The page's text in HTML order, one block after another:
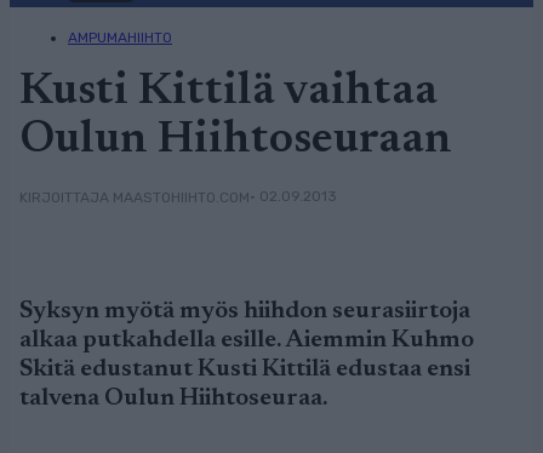
AMPUMAHIIHTO
Kusti Kittilä vaihtaa
Oulun Hiihtoseuraan
KIRJOITTAJA MAASTOHIIHTO.COM• 02.09.2013
Syksyn myötä myös hiihdon seurasiirtoja
alkaa putkahdella esille. Aiemmin Kuhmo
Skitä edustanut Kusti Kittilä edustaa ensi
talvena Oulun Hiihtoseuraa.